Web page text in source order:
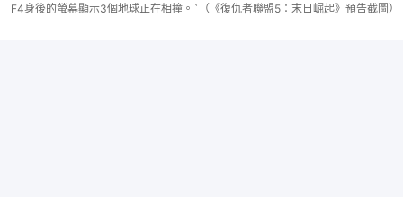
F4身後的螢幕顯示3個地球正在相撞。`（《復仇者聯盟5：末日崛起》預告截圖）